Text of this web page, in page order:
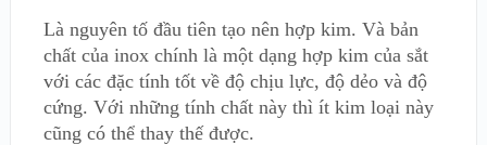
Là nguyên tố đầu tiên tạo nên hợp kim. Và bản
chất của inox chính là một dạng hợp kim của sắt
với các đặc tính tốt về độ chịu lực, độ dẻo và độ
cứng. Với những tính chất này thì ít kim loại này
cũng có thể thay thế được.